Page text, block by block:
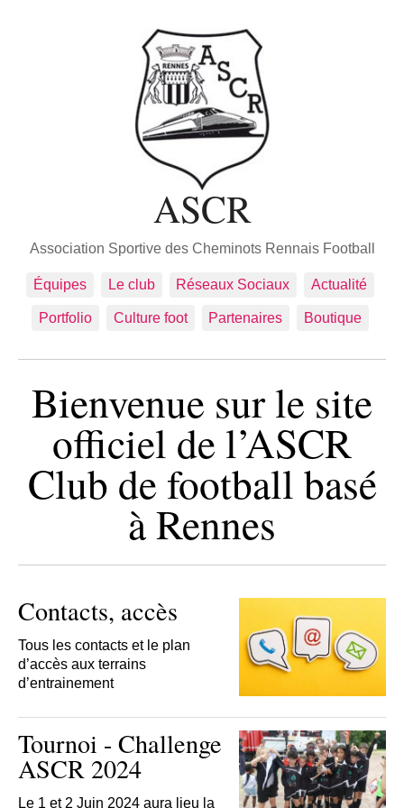
ASCR
Association Sportive des Cheminots Rennais Football
Équipes Le club Réseaux Sociaux Actualité
Portfolio Culture foot Partenaires Boutique
Bienvenue sur le site
officiel de l’ASCR
Club de football basé
à Rennes
Contacts, accès
Tous les contacts et le plan
d’accès aux terrains
d’entrainement
Tournoi - Challenge
ASCR 2024
Le 1 et 2 Juin 2024 aura lieu la